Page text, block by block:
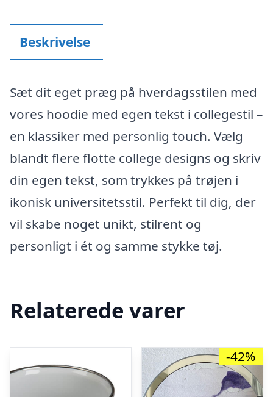
Beskrivelse
Sæt dit eget præg på hverdagsstilen med
vores hoodie med egen tekst i collegestil –
en klassiker med personlig touch. Vælg
blandt flere flotte college designs og skriv
din egen tekst, som trykkes på trøjen i
ikonisk universitetsstil. Perfekt til dig, der
vil skabe noget unikt, stilrent og
personligt i ét og samme stykke tøj.
Relaterede varer
-42%